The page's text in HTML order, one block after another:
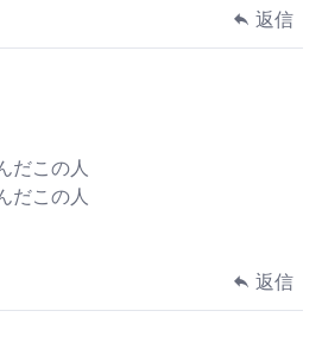
返信
だこの人
だこの人
返信